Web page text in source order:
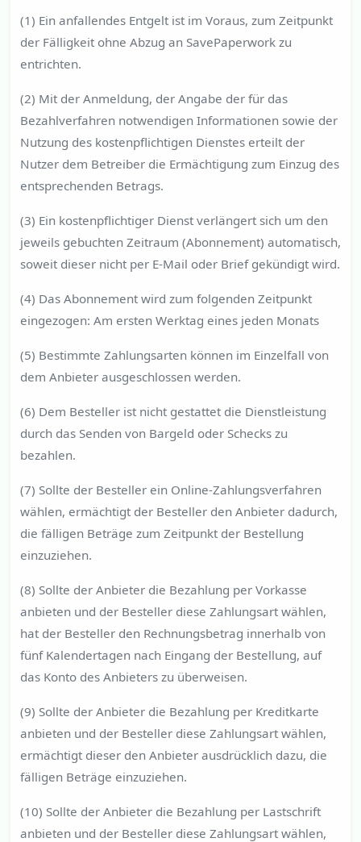
(1) Ein anfallendes Entgelt ist im Voraus, zum Zeitpunkt
der Fälligkeit ohne Abzug an SavePaperwork zu
entrichten.
(2) Mit der Anmeldung, der Angabe der für das
Bezahlverfahren notwendigen Informationen sowie der
Nutzung des kostenpflichtigen Dienstes erteilt der
Nutzer dem Betreiber die Ermächtigung zum Einzug des
entsprechenden Betrags.
(3) Ein kostenpflichtiger Dienst verlängert sich um den
jeweils gebuchten Zeitraum (Abonnement) automatisch,
soweit dieser nicht per E-Mail oder Brief gekündigt wird.
(4) Das Abonnement wird zum folgenden Zeitpunkt
eingezogen: Am ersten Werktag eines jeden Monats
(5) Bestimmte Zahlungsarten können im Einzelfall von
dem Anbieter ausgeschlossen werden.
(6) Dem Besteller ist nicht gestattet die Dienstleistung
durch das Senden von Bargeld oder Schecks zu
bezahlen.
(7) Sollte der Besteller ein Online-Zahlungsverfahren
wählen, ermächtigt der Besteller den Anbieter dadurch,
die fälligen Beträge zum Zeitpunkt der Bestellung
einzuziehen.
(8) Sollte der Anbieter die Bezahlung per Vorkasse
anbieten und der Besteller diese Zahlungsart wählen,
hat der Besteller den Rechnungsbetrag innerhalb von
fünf Kalendertagen nach Eingang der Bestellung, auf
das Konto des Anbieters zu überweisen.
(9) Sollte der Anbieter die Bezahlung per Kreditkarte
anbieten und der Besteller diese Zahlungsart wählen,
ermächtigt dieser den Anbieter ausdrücklich dazu, die
fälligen Beträge einzuziehen.
(10) Sollte der Anbieter die Bezahlung per Lastschrift
anbieten und der Besteller diese Zahlungsart wählen,